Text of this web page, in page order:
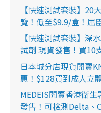
【快速測試套裝】20
覽！低至$9.9/盒！屈
【快速測試套裝】深
試劑 現貨發售！買10
日本城分店現貨開賣
惠！$128買到成人立
MEDEIS開賣香港衛
發售！可檢測Delta、